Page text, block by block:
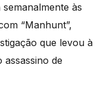
às
“Manhunt”,
que levou à
de